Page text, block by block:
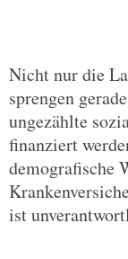
Nicht nur die
sprengen
ungezählte
finanziert
demografische
ist